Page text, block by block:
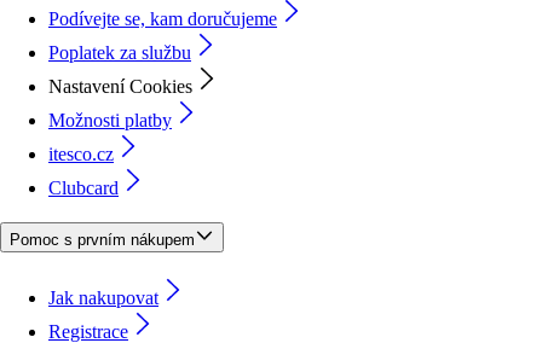
Podívejte se, kam doručujeme
Poplatek za službu
Nastavení Cookies
Možnosti platby
itesco.cz
Clubcard
Pomoc s prvním nákupem
Jak nakupovat
Registrace